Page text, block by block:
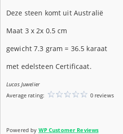
Deze steen komt uit Australië
Maat 3 x 2x 0.5 cm
gewicht 7.3 gram = 36.5 karaat
met edelsteen Certificaat.
Lucas Juwelier
Average rating:
0 reviews
Powered by WP Customer Reviews